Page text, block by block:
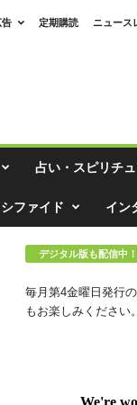
定期購読 ニュース
占い・スピリチ
ファイド イン
デジタル版も配信中！
毎月第4金曜日発行
もお楽しみください。